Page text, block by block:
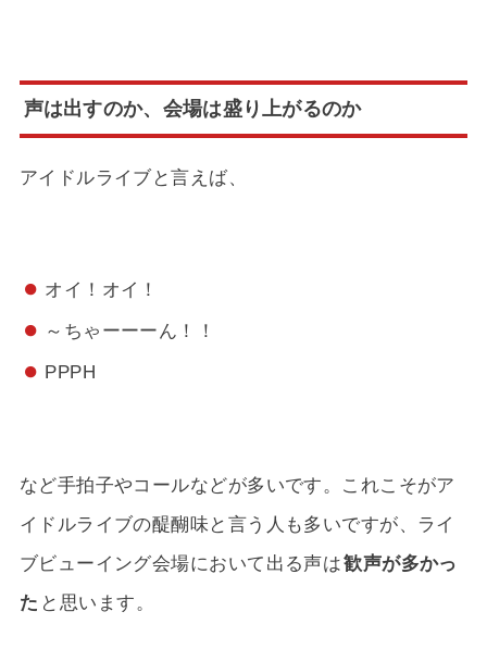
声は出すのか、会場は盛り上がるのか
アイドルライブと言えば、
オイ！オイ！
～ちゃーーーん！！
PPPH
など手拍子やコールなどが多いです。これこそがア
イドルライブの醍醐味と言う人も多いですが、ライ
ブビューイング会場において出る声は歓声が多かっ
た と思います。